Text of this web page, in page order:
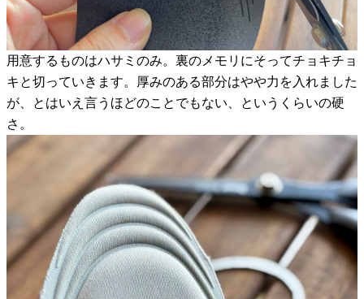
用意するものはハサミのみ。裏のメモリにそってチョキチョ
キと切っていきます。厚みのある部分はやや力を入れました
が、とはいえ言うほどのことでもない、というくらいの硬
さ。